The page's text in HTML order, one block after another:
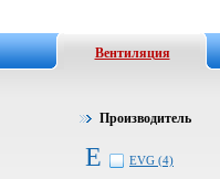
Вентиляция
Производитель
E EVG (4)